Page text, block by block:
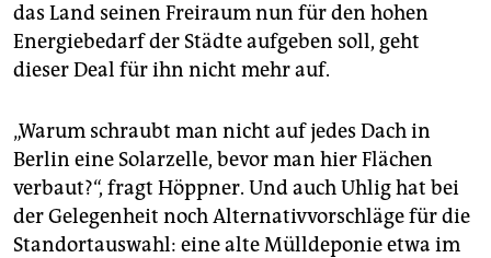
das Land seinen Freiraum nun für den hohen
Energiebedarf der Städte aufgeben soll, geht
dieser Deal für ihn nicht mehr auf.
„Warum schraubt man nicht auf jedes Dach in
Berlin eine Solarzelle, bevor man hier Flächen
verbaut?“, fragt Höppner. Und auch Uhlig hat bei
der Gelegenheit noch Alternativvorschläge für die
Standortauswahl: eine alte Mülldeponie etwa im